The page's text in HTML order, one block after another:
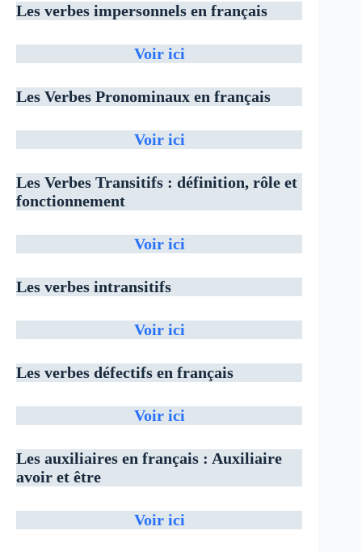
Les verbes impersonnels en français
Voir ici
Les Verbes Pronominaux en français
Voir ici
Les Verbes Transitifs : définition, rôle et
fonctionnement
Voir ici
Les verbes intransitifs
Voir ici
Les verbes défectifs en français
Voir ici
Les auxiliaires en français : Auxiliaire
avoir et être
Voir ici